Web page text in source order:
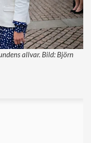
allvar. Bild: Björn